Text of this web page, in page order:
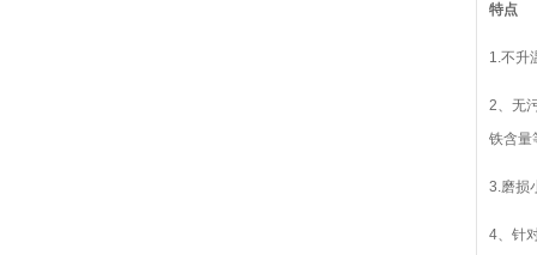
特点
1.不升
2、无
铁含量
3.磨损
4、针